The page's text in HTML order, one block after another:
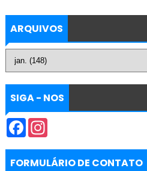
ARQUIVOS
SIGA - NOS
F
e
b
I
t
a
FORMULÁRIO DE CONTATO